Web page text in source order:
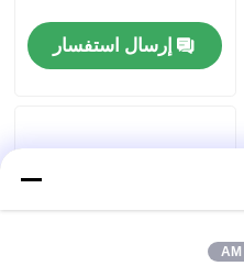
إرسال استفسار